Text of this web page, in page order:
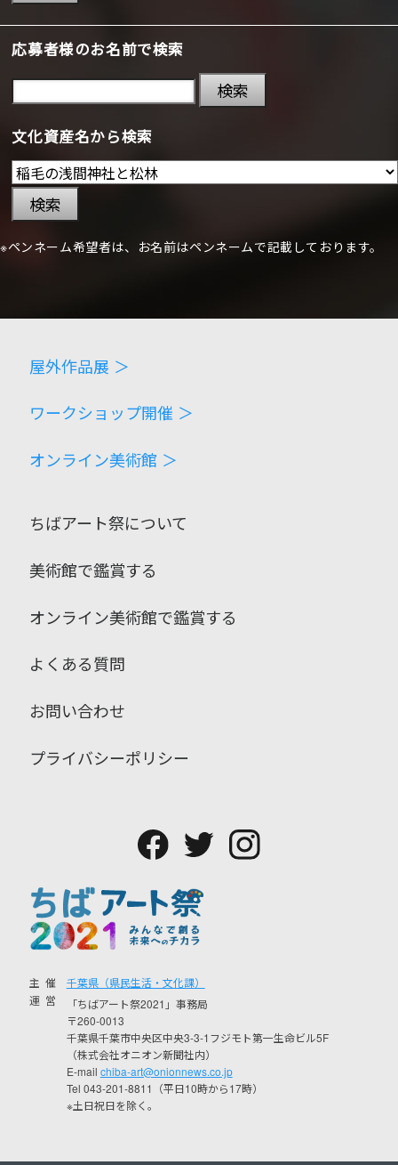
応募者様のお名前で検索
検索
文化資産名から検索
検索
※ペンネーム希望者は、お名前はペンネームで記載しております。
屋外作品展 ＞
ワークショップ開催 ＞
オンライン美術館 ＞
ちばアート祭について
美術館で鑑賞する
オンライン美術館で鑑賞する
よくある質問
お問い合わせ
プライバシーポリシー
主催
千葉県（県民生活・文化課）
運営
「ちばアート祭2021」事務局
〒260-0013
千葉県千葉市中央区中央3-3-1フジモト第一生命ビル5F
（株式会社オニオン新聞社内）
E-mail chiba-art@onionnews.co.jp
Tel 043-201-8811（平日10時から17時）
※土日祝日を除く。